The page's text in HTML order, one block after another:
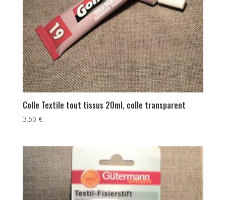
Colle Textile tout tissus 20ml, colle transparent
3.50 €